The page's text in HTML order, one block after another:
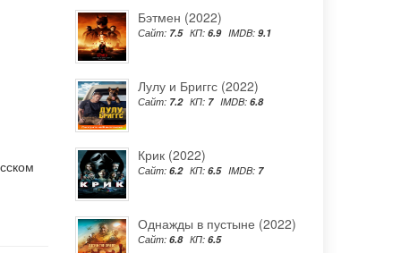
Бэтмен (2022)
Сайт: 7.5 КП: 6.9 IMDB: 9.1
Лулу и Бриггс (2022)
Сайт: 7.2 КП: 7 IMDB: 6.8
Крик (2022)
Сайт: 6.2 КП: 6.5 IMDB: 7
Однажды в пустыне (2022)
Сайт: 6.8 КП: 6.5